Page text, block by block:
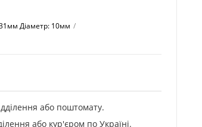
Діаметр: 10мм
або поштомату.
або кур'єром по Україні.